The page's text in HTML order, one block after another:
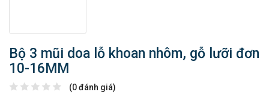
Bộ 3 mũi doa lỗ khoan nhôm, gỗ lưỡi đơn
10-16MM
(0 đánh giá)